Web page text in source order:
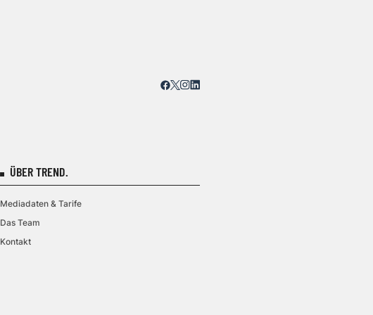
ÜBER TREND.
Mediadaten & Tarife
Das Team
Kontakt